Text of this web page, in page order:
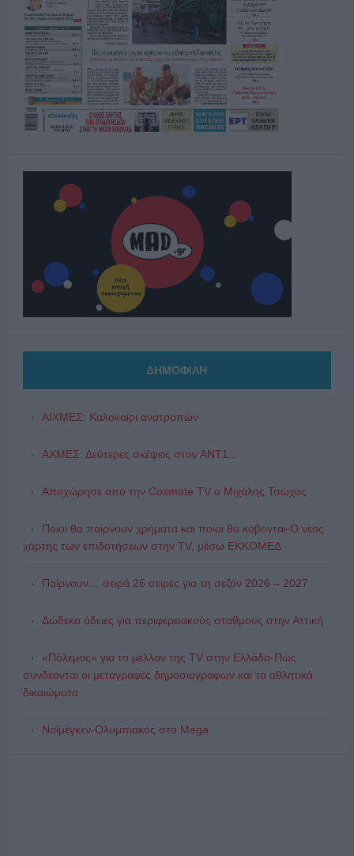
ΔΗΜΟΦΙΛΗ
ΑΙΧΜΕΣ: Καλοκαίρι ανατροπών
ΑΧΜΕΣ: Δεύτερες σκέψεις στον ΑΝΤ1...
Αποχώρησε από την Cosmote TV o Μιχάλης Τσώχος
Ποιοι θα παίρνουν χρήματα και ποιοι θα κόβονται-Ο νέος
χάρτης των επιδοτήσεων στην TV, μέσω ΕΚΚΟΜΕΔ
Παίρνουν… σειρά 26 σειρές για τη σεζόν 2026 – 2027
Δώδεκα άδειες για περιφερειακούς σταθμούς στην Αττική
«Πόλεμος» για το μέλλον της TV στην Ελλάδα-Πώς
συνδέονται οι μεταγραφές δημοσιογράφων και τα αθλητικά
δικαιώματα
Ναϊμέγκεν-Ολυμπιακός στο Mega